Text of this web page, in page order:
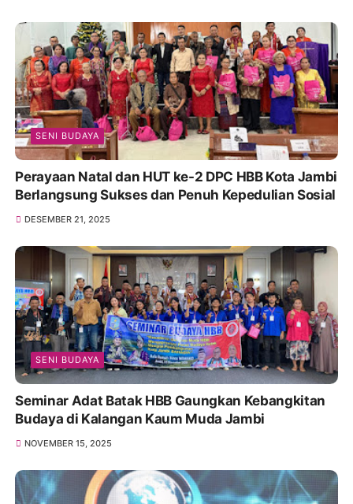
SENI BUDAYA
Perayaan Natal dan HUT ke-2 DPC HBB Kota Jambi
Berlangsung Sukses dan Penuh Kepedulian Sosial
DESEMBER 21, 2025
SENI BUDAYA
Seminar Adat Batak HBB Gaungkan Kebangkitan
Budaya di Kalangan Kaum Muda Jambi
NOVEMBER 15, 2025